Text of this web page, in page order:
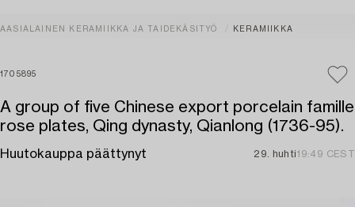
AASIALAINEN KERAMIIKKA JA TAIDEKÄSITYÖ KERAMIIKKA
1705895
A group of five Chinese export porcelain famille
rose plates, Qing dynasty, Qianlong (1736-95).
Huutokauppa päättynyt 29. huhti19:49 CEST